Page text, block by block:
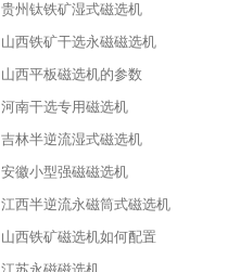
贵州钛铁矿湿式磁选机
山西铁矿干选永磁磁选机
山西平板磁选机的参数
河南干选专用磁选机
吉林半逆流湿式磁选机
安徽小型强磁磁选机
江西半逆流永磁筒式磁选机
山西铁矿磁选机如何配置